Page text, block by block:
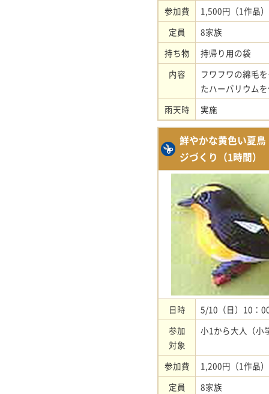
参加費
1,500円（1作品）
定員
8家族
持ち物
持帰り用の袋
内容
フワフワの綿毛
たハーバリウム
雨天時
実施
鮮やかな黄色い夏
ジづくり（1時間）
日時
5/10（日）10：
参加
対象
小1から大人（小
参加費
1,200円（1作品）
定員
8家族